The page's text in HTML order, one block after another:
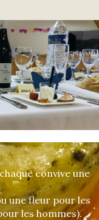
convive une
une fleur pour les
les hommes).